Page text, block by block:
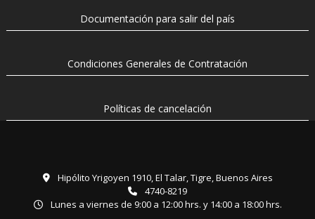
Documentación para salir del país
Condiciones Generales de Contratación
Políticas de cancelación
Hipólito Yrigoyen 1910, El Talar, Tigre, Buenos Aires
4740-8219
Lunes a viernes de 9:00 a 12:00 hrs. y 14:00 a 18:00 hrs.